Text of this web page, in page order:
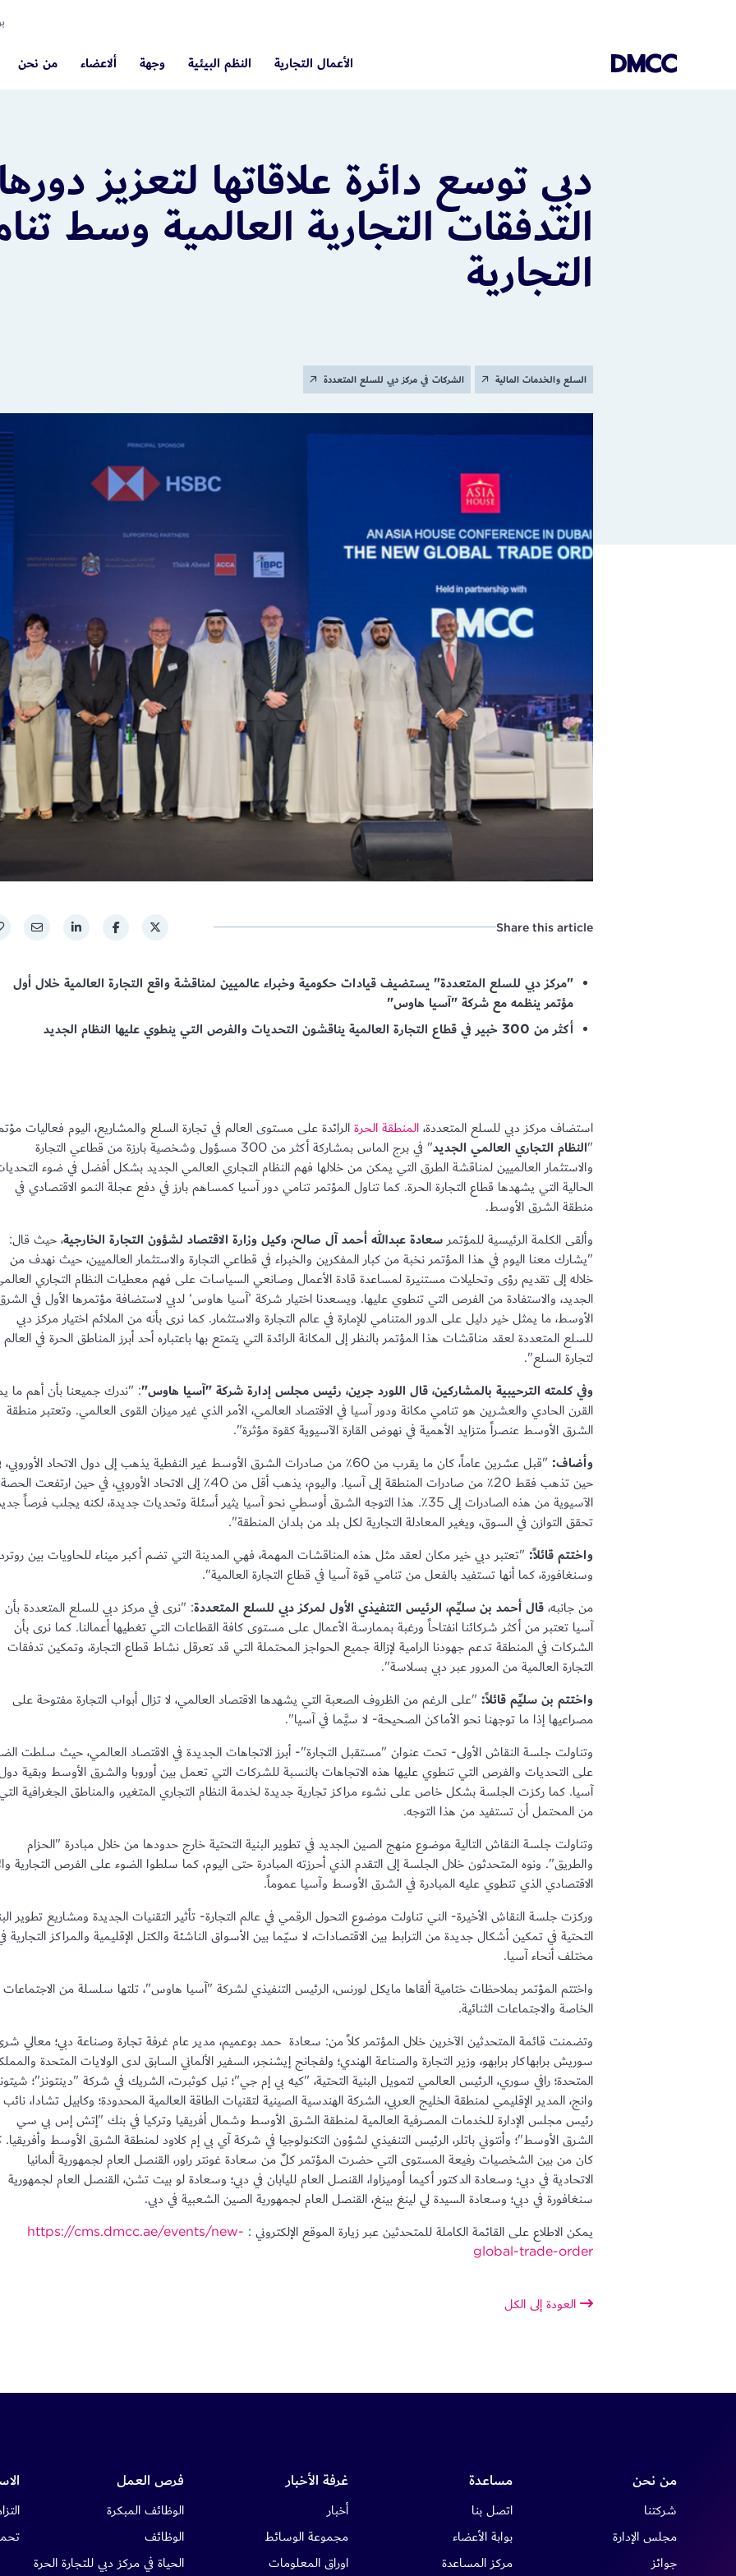
الأعمال التجارية النظم البيئية وجهة ألاعضاء من نحن
دبي توسع دائرة علاقاتها لتعزيز
التدفقات التجارية العالمية وسط
التجارية
السلع والخدمات المالية الشركات في مركز دبي للسلع المتعددة
Share this article
"مركز دبي للسلع المتعددة" يستضيف قيادات حكومية وخبراء عالميين لمناقشة واقع التجارة العالمية خلال أول
مؤتمر ينظمه مع شركة "آسيا هاوس"
أكثر من 300 خبير في قطاع التجارة العالمية يناقشون التحديات والفرص التي ينطوي عليها النظام الجديد
استضاف مركز دبي للسلع المتعددة، المنطقة الحرة الرائدة على مستوى العالم في تجارة السلع والمشاريع، اليوم فعاليات
"النظام التجاري العالمي الجديد
" في برج الماس بمشاركة أكثر من 300 مسؤول وشخصية بارزة من قطاعي التجارة
والاستثمار العالميين لمناقشة الطرق التي يمكن من خلالها فهم النظام التجاري العالمي الجديد بشكل أفضل في ضوء
الحالية التي يشهدها قطاع التجارة الحرة. كما تناول المؤتمر تنامي دور آسيا كمساهم بارز في دفع عجلة النمو الاقتصادي في
منطقة الشرق الأوسط.
وألقى الكلمة الرئيسية للمؤتمر سعادة عبدالله أحمد آل صالح، وكيل وزارة الاقتصاد لشؤون التجارة الخارجية، حيث قال:
"يشارك معنا اليوم في هذا المؤتمر نخبة من كبار المفكرين والخبراء في قطاعي التجارة والاستثمار العالميين، حيث نهدف من
خلاله إلى تقديم رؤى وتحليلات مستنيرة لمساعدة قادة الأعمال وصانعي السياسات على فهم معطيات النظام التجاري
الجديد، والاستفادة من الفرص التي تنطوي عليها. ويسعدنا اختيار شركة ’آسيا هاوس‘ لدبي لاستضافة مؤتمرها الأول في
الأوسط، ما يمثل خير دليل على الدور المتنامي للإمارة في عالم التجارة والاستثمار. كما نرى بأنه من الملائم اختيار مركز دبي
للسلع المتعددة لعقد مناقشات هذا المؤتمر بالنظر إلى المكانة الرائدة التي يتمتع بها باعتباره أحد أبرز المناطق الحرة في العالم
لتجارة السلع".
وفي كلمته الترحيبية بالمشاركين، قال اللورد جرين، رئيس مجلس إدارة شركة "آسيا هاوس": "ندرك جميعنا بأن أهم ما
القرن الحادي والعشرين هو تنامي مكانة ودور آسيا في الاقتصاد العالمي، الأمر الذي غير ميزان القوى العالمي. وتعتبر منطقة
الشرق الأوسط عنصراً متزايد الأهمية في نهوض القارة الآسيوية كقوة مؤثرة".
وأضاف:
"قبل عشرين عاماً، كان ما يقرب من 60٪ من صادرات الشرق الأوسط غير النفطية يذهب إلى دول الاتحاد
حين تذهب فقط 20٪ من صادرات المنطقة إلى آسيا. واليوم، يذهب أقل من 40٪ إلى الاتحاد الأوروبي، في حين ارتفعت الحصة
الآسيوية من هذه الصادرات إلى 35٪. هذا التوجه الشرق أوسطي نحو آسيا يثير أسئلة وتحديات جديدة، لكنه يجلب فرصاً
تحقق التوازن في السوق، ويغير المعادلة التجارية لكل بلد من بلدان المنطقة".
واختتم قائلاً: "تعتبر دبي خير مكان لعقد مثل هذه المناقشات المهمة، فهي المدينة التي تضم أكبر ميناء للحاويات بين
وسنغافورة، كما أنها تستفيد بالفعل من تنامي قوة آسيا في قطاع التجارة العالمية".
من جانبه، قال أحمد بن سليِّم، الرئيس التنفيذي الأول لمركز دبي للسلع المتعددة: "نرى في مركز دبي للسلع المتعددة بأن
آسيا تعتبر من أكثر شركائنا انفتاحاً ورغبة بممارسة الأعمال على مستوى كافة القطاعات التي تغطيها أعمالنا. كما نرى بأن
الشركات في المنطقة تدعم جهودنا الرامية لإزالة جميع الحواجز المحتملة التي قد تعرقل نشاط قطاع التجارة، وتمكين تدفقات
التجارة العالمية من المرور عبر دبي بسلاسة".
واختتم بن سليِّم قائلاً: "على الرغم من الظروف الصعبة التي يشهدها الاقتصاد العالمي، لا تزال أبواب التجارة مفتوحة على
مصراعيها إذا ما توجهنا نحو الأماكن الصحيحة- لا سيَّما في آسيا".
وتناولت جلسة النقاش الأولى- تحت عنوان "مستقبل التجارة"- أبرز الاتجاهات الجديدة في الاقتصاد العالمي، حيث سلطت
على التحديات والفرص التي تنطوي عليها هذه الاتجاهات بالنسبة للشركات التي تعمل بين أوروبا والشرق الأوسط وبقية
آسيا. كما ركزت الجلسة بشكل خاص على نشوء مراكز تجارية جديدة لخدمة النظام التجاري المتغير، والمناطق الجغرافية
من المحتمل أن تستفيد من هذا التوجه.
وتناولت جلسة النقاش التالية موضوع منهج الصين الجديد في تطوير البنية التحتية خارج حدودها من خلال مبادرة "الحزام
والطريق". ونوه المتحدثون خلال الجلسة إلى التقدم الذي أحرزته المبادرة حتى اليوم، كما سلطوا الضوء على الفرص التجارية
الاقتصادي الذي تنطوي عليه المبادرة في الشرق الأوسط وآسيا عموماً.
وركزت جلسة النقاش الأخيرة- الني تناولت موضوع التحول الرقمي في عالم التجارة- تأثير التقنيات الجديدة ومشاريع تطوير
التحتية في تمكين أشكال جديدة من الترابط بين الاقتصادات، لا سيّما بين الأسواق الناشئة والكتل الإقليمية والمراكز التجارية
مختلف أنحاء آسيا.
واختتم المؤتمر بملاحظات ختامية ألقاها مايكل لورنس، الرئيس التنفيذي لشركة "آسيا هاوس"، تلتها سلسلة من الاجتماعات
الخاصة والاجتماعات الثنائية.
وتضمنت قائمة المتحدثين الآخرين خلال المؤتمر كلاً من: سعادة حمد بوعميم، مدير عام غرفة تجارة وصناعة دبي؛ معالي
سوريش برابهاكار برابهو، وزير التجارة والصناعة الهندي؛ ولفجانج إيشنجر، السفير الألماني السابق لدى الولايات المتحدة
المتحدة؛ رافي سوري، الرئيس العالمي لتمويل البنية التحتية، "كيه بي إم جي"؛ نيل كوثبرت، الشريك في شركة "دينتونز"؛
وانج، المدير الإقليمي لمنطقة الخليج العربي، الشركة الهندسية الصينية لتقنيات الطاقة العالمية المحدودة؛ وكابيل تشادا، نائب
رئيس مجلس الإدارة للخدمات المصرفية العالمية لمنطقة الشرق الأوسط وشمال أفريقيا وتركيا في بنك "إتش إس بي سي
الشرق الأوسط"؛ وأنتوني باتلر، الرئيس التنفيذي لشؤون التكنولوجيا في شركة آي بي إم كلاود لمنطقة الشرق الأوسط وأفريقيا.
كان من بين الشخصيات رفيعة المستوى التي حضرت المؤتمر كلٌ من سعادة غونتر راور، القنصل العام لجمهورية ألمانيا
الاتحادية في دبي؛ وسعادة الدكتور أكيما أوميزاوا، القنصل العام لليابان في دبي؛ وسعادة لو بيت تشن، القنصل العام لجمهورية
سنغافورة في دبي؛ وسعادة السيدة لي لينغ بينغ، القنصل العام لجمهورية الصين الشعبية في دبي.
يمكن الاطلاع على القائمة الكاملة للمتحدثين عبر زيارة الموقع الإلكتروني : https://cms.dmcc.ae/events/new-
global-trade-order
العودة إلى الكل
من نحن
شركتنا
مجلس الإدارة
جوائز
مساعدة
اتصل بنا
بوابة الأعضاء
مركز المساعدة
غرفة الأخبار
أخبار
مجموعة الوسائط
اوراق المعلومات
فرص العمل
الوظائف المبكرة
الوظائف
الحياة في مركز دبي للتجارة الحرة